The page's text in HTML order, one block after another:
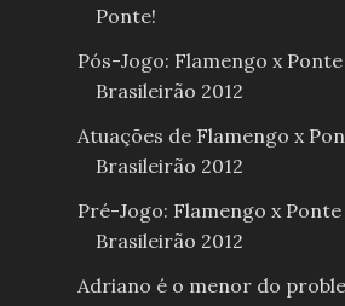
Ponte!
Pós-Jogo: Flamengo x
Brasileirão 2012
Atuações de Flamengo x
Brasileirão 2012
Pré-Jogo: Flamengo x
Brasileirão 2012
Adriano é o menor do